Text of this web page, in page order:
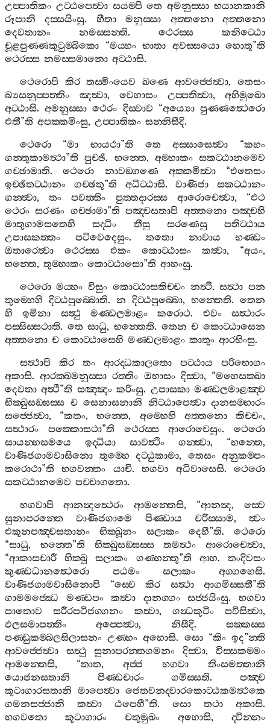
උප‍්පාතිකං උට‍්ඨපෙත්‍වා සයම‍්පි තෙ අමනුස‍්සා භයානකානි
රූපානි
දස‍්සයිංසු. භීතා මනුස‍්සා අත‍්තනො
අත‍්තනො
දෙවතානං
නමස‍්සන‍්ති. ථෙරස‍්ස
කනිට‍්ඨො
චූළපුණ‍්ණකුටුම‍්බිකො “මය‍්හං භාතා අවස‍්සයො හොතූ”ති
ථෙරස‍්ස නමස‍්සමානො අට‍්ඨාසි.
ථෙරොපි කිර තස‍්මිංයෙව ඛණෙ ආවජ‍්ජෙත්‍වා, තෙසං
බ්‍යසනුප‍්පත‍්තිං
ඤත්‍වා, වෙහාසං උප‍්පතිත්‍වා, අභිමුඛො
අට‍්ඨාසි.අමනුස‍්සා ථෙරං දිස‍්වාව “අය්‍යො පුණ‍්ණත්‍ථෙරො
එතී”ති අපක‍්කමිංසු, උප‍්පාතිකං සන‍්නිසීදි.
ථෙරො“මා භායථා”ති තෙ අස‍්සාසෙත්‍වා “කහං
ගන‍්තුකාමත්‍ථා”ති පුච‍්ඡි. භන‍්තෙ, අම‍්හාකං සකට‍්ඨානමෙව
ගච‍්ඡාමාති.ථෙරො නාවඞ‍්ගණෙ අක‍්කමිත්‍වා“එතෙසං
ඉච‍්ඡිතට‍්ඨානං
ගච‍්ඡතූ”ති අධිට‍්ඨාසි.වාණිජා
සකට‍්ඨානං
ගන‍්ත්‍වා,තං පවත‍්තිං පුත‍්තදාරස‍්ස ආරොචෙත්‍වා, “එථ
ථෙරං සරණං ගච‍්ඡාමා”ති පඤ‍්චසතාපි අත‍්තනො පඤ‍්චහි
මාතුගාමසතෙහි
සද‍්ධිං තීසු සරණෙසු
පතිට‍්ඨාය
උපාසකත‍්තං
පටිවෙදෙසුං. තතො නාවාය
භණ‍්ඩං
ඔතාරෙත්‍වා
ථෙරස‍්ස එකං කොට‍්ඨාසං කත්‍වා, “අයං,
භන‍්තෙ, තුම‍්හාකං කොට‍්ඨාසො”ති ආහංසු.
ථෙරො මය‍්හං විසුං කොට‍්ඨාසකිච‍්චං නත්‍ථි.සත්‍ථා පන
තුම‍්හෙහි දිට‍්ඨපුබ‍්බොති. න දිට‍්ඨපුබ‍්බො, භන‍්තෙති. තෙන
හි
ඉමිනා සත්‍ථු මණ‍්ඩලමාළං කරොථ. එවං
සත්‍ථාරං
පස‍්සිස‍්සථාති. තෙ සාධු,භන‍්තෙති. තෙන ච කොට‍්ඨාසෙන
අත‍්තනො ච කොට‍්ඨාසෙහි මණ‍්ඩලමාළං කාතුං ආරභිංසු.
සත්‍ථාපි
කිර තං ආරද‍්ධකාලතො පට‍්ඨාය
පරිභොගං
අකාසි.ආරක‍්ඛමනුස‍්සා රත‍්තිං ඔභාසං දිස‍්වා, “මහෙසක‍්ඛා
දෙවතා අත්‍ථී”ති සඤ‍්ඤං කරිංසු. උපාසකා මණ‍්ඩලමාළඤ‍්ච
භික‍්ඛුසඞ‍්ඝස‍්ස ච සෙනාසනානි නිට‍්ඨාපෙත්‍වා දානසම‍්භාරං
සජ‍්ජෙත්‍වා, “කතං,භන‍්තෙ, අම‍්හෙහි අත‍්තනො කිච‍්චං,
සත්‍ථාරං
පක‍්කොසථා”ති ථෙරස‍්ස ආරොචෙසුං. ථෙරො
සායන‍්හසමයෙ
ඉද‍්ධියා සාවත්‍ථිං ගන‍්ත්‍වා, “භන‍්තෙ,
වාණිජගාමවාසිනො තුම‍්හෙ දට‍්ඨුකාමා, තෙසං අනුකම‍්පං
කරොථා”ති භගවන‍්තං යාචි.භගවා අධිවාසෙසි.ථෙරො
සකට‍්ඨානමෙව පච‍්චාගතො.
භගවාපි
ආනන්‍දත්‍ථෙරං ආමන‍්තෙසි, “ආනන්‍ද, ස‍්වෙ
සුනාපරන‍්තෙ
වාණිජගාමෙ පිණ‍්ඩාය චරිස‍්සාම, ත්‍වං
එකූනපඤ‍්චසතානං
භික‍්ඛූනං සලාකං දෙහී”ති. ථෙරො
“සාධු, භන‍්තෙ”ති භික‍්ඛුසඞ‍්ඝස‍්ස තමත්‍ථං ආරොචෙත්‍වා,
“ආකාසචාරී භික‍්ඛූ සලාකං ගණ‍්හන‍්තූ”ති ආහ.තංදිවසං
කුණ‍්ඩධානත්‍ථෙරො
පඨමං සලාකං අග‍්ගහෙසි.
වාණිජගාමවාසිනොපි “ස‍්වෙ කිර සත්‍ථා ආගමිස‍්සතී”ති
ගාමමජ‍්ඣෙ
මණ‍්ඩපං කත්‍වා දානග‍්ගං සජ‍්ජයිංසු.භගවා
පාතොව
සරීරපටිජග‍්ගනං කත්‍වා, ගන්‍ධකුටිං පවිසිත්‍වා,
ඵලසමාපත‍්තිං
අප‍්පෙත්‍වා, නිසීදි.සක‍්කස‍්ස
පණ‍්ඩුකම‍්බලසිලාසනං උණ‍්හං අහොසි. සො“කිං ඉද”න‍්ති
ආවජ‍්ජෙත්‍වා
සත්‍ථු සුනාපරන‍්තගමනං දිස‍්වා, විස‍්සකම‍්මං
ආමන‍්තෙසි, “තාත, අජ‍්ජ භගවා
තිංසමත‍්තානි
යොජනසතානි
පිණ‍්ඩචාරං ගමිස‍්සති.පඤ‍්ච
කූටාගාරසතානි මාපෙත්‍වා ජෙතවනද‍්වාරකොට‍්ඨකමත්‍ථකෙ
ගමනසජ‍්ජානි
කත්‍වා ඨපෙහී”ති. සො තථා අකාසි.
භගවතො
කූටාගාරං චතුමුඛං අහොසි, ද‍්වින‍්නං